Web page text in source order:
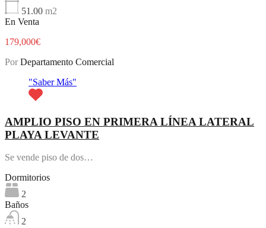
51.00 m2
En Venta
179,000€
Por Departamento Comercial
"Saber Más"
AMPLIO PISO EN PRIMERA LÍNEA LATERAL
PLAYA LEVANTE
Se vende piso de dos…
Dormitorios
2
Baños
2